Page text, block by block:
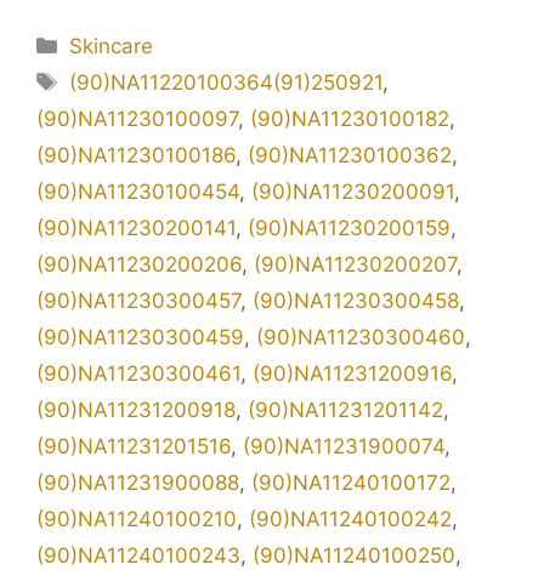
Kategori
Skincare
Tag
(90)NA11220100364(91)250921,
(90)NA11230100097, (90)NA11230100182,
(90)NA11230100186, (90)NA11230100362,
(90)NA11230100454, (90)NA11230200091,
(90)NA11230200141, (90)NA11230200159,
(90)NA11230200206, (90)NA11230200207,
(90)NA11230300457, (90)NA11230300458,
(90)NA11230300459, (90)NA11230300460,
(90)NA11230300461, (90)NA11231200916,
(90)NA11231200918, (90)NA11231201142,
(90)NA11231201516, (90)NA11231900074,
(90)NA11231900088, (90)NA11240100172,
(90)NA11240100210, (90)NA11240100242,
(90)NA11240100243, (90)NA11240100250,